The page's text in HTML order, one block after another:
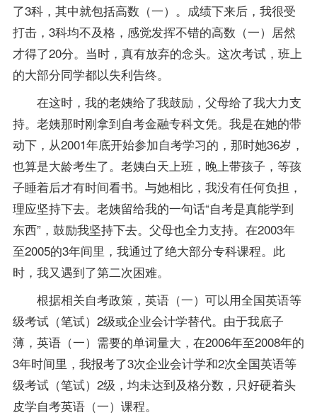
了3科，其中就包括高数（一）。成绩下来后，我很受
打击，3科均不及格，感觉发挥不错的高数（一）居然
才得了20分。当时，真有放弃的念头。这次考试，班上
的大部分同学都以失利告终。
在这时，我的老姨给了我鼓励，父母给了我大力支
持。老姨那时刚拿到自考金融专科文凭。我是在她的带
动下，从2001年底开始参加自考学习的，那时她36岁，
也算是大龄考生了。老姨白天上班，晚上带孩子，等孩
子睡着后才有时间看书。与她相比，我没有任何负担，
理应坚持下去。老姨留给我的一句话“自考是真能学到
东西”，鼓励我坚持下去。父母也全力支持。在2003年
至2005的3年间里，我通过了绝大部分专科课程。此
时，我又遇到了第二次困难。
根据相关自考政策 ，英语（一）可以用全国英语等
级考试（笔试）2级或企业会计学替代。由于我底子
薄，英语（一）需要的单词量大，在2006年至2008年的
3年时间里，我报考了3次企业会计学和2次全国英语等
级考试（笔试）2级，均未达到及格分数，只好硬着头
皮学自考英语（一）课程。